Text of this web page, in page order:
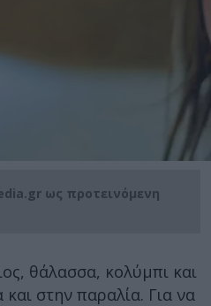
ως προτεινόμενη
θάλασσα, κολύμπι και
στην παραλία. Για να